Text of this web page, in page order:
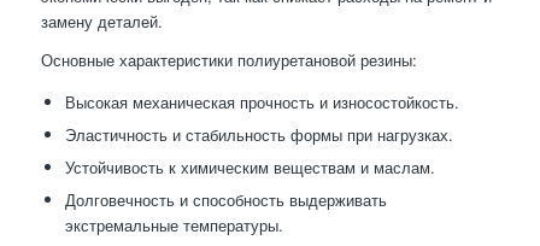
замену деталей.
Основные характеристики полиуретановой резины:
Высокая механическая прочность и износостойкость.
Эластичность и стабильность формы при нагрузках.
Устойчивость к химическим веществам и маслам.
Долговечность и способность выдерживать
экстремальные температуры.